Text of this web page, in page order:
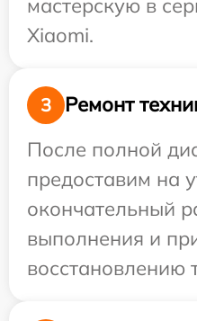
Xiaomi.
3
Ремонт
После полной
предоставим на
окончательный
выполнения и
восстановлению